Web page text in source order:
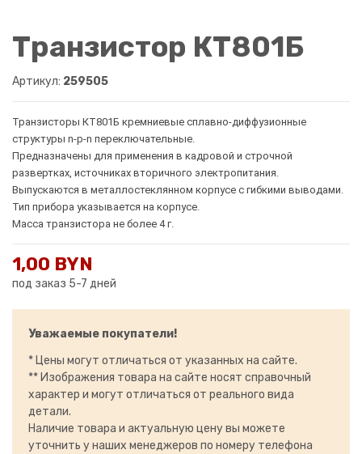
Транзистор КТ801Б
Артикул: 259505
Транзисторы КТ801Б кремниевые сплавно-диффузионные
структуры n-p-n переключательные.
Предназначены для применения в кадровой и строчной
развертках, источниках вторичного электропитания.
Выпускаются в металлостеклянном корпусе с гибкими выводами.
Тип прибора указывается на корпусе.
Масса транзистора не более 4 г.
1,00 BYN
под заказ 5-7 дней
Уважаемые покупатели!
* Цены могут отличаться от указанных на сайте.
** Изображения товара на сайте носят справочный
характер и могут отличаться от реального вида
детали.
Наличие товара и актуальную цену вы можете
уточнить у наших менеджеров по номеру телефона